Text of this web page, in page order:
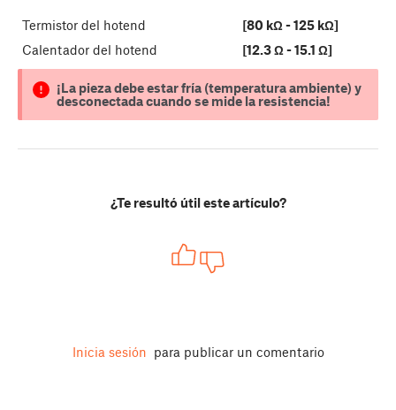
Termistor del hotend
[80 kΩ - 125 kΩ]
Calentador del hotend
[12.3 Ω - 15.1 Ω]
¡La pieza debe estar fría (temperatura ambiente) y
desconectada cuando se mide la resistencia!
¿Te resultó útil este artículo?
Inicia sesión para publicar un comentario